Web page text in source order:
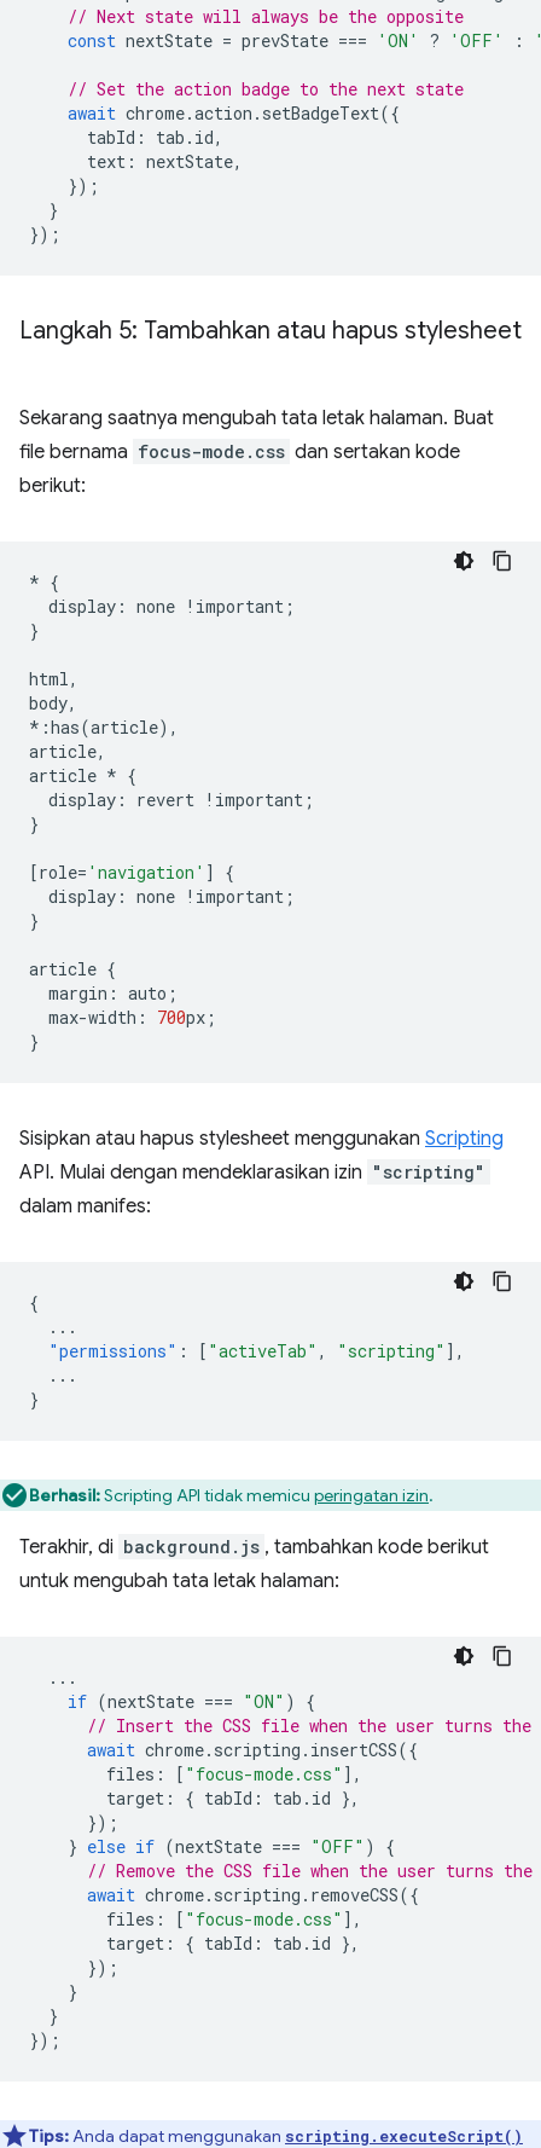
// Next state will always be the opposite
const nextState = prevState === 'ON' ? 'OFF' :
// Set the action badge to the next state
await chrome.action . setBadgeText({
tabId : tab . id,
text : nextState,
});
}
});
Langkah 5: Tambahkan atau hapus stylesheet
Sekarang saatnya mengubah tata letak halaman. Buat
file bernama focus-mode.css dan sertakan kode
berikut:
* {
display : none ! important ;
}
html,
body,
*:has(article),
article,
article * {
display : revert ! important ;
}
[role= 'navigation' ]
{
display : none ! important ;
}
article {
margin : auto ;
max-width : 700px ;
}
Sisipkan atau hapus stylesheet menggunakan Scripting
API. Mulai dengan mendeklarasikan izin "scripting"
dalam manifes:
{
...
"permissions" : [ "activeTab" , "scripting" ],
...
}
Berhasil:Scripting API tidak memicu peringatan izin.
Terakhir, di background.js , tambahkan kode berikut
untuk mengubah tata letak halaman:
...
if (nextState === "ON" )
{
// Insert the CSS file when the user turns the
await chrome. scripting . insertCSS({
files : [ "focus-mode.css" ],
target : { tabId : tab . id },
});
} else if (nextState === "OFF" )
{
// Remove the CSS file when the user turns
await chrome. scripting . removeCSS({
files : [ "focus-mode.css" ],
target : { tabId : tab . id },
});
}
}
});
Tips:Anda dapat menggunakan scripting.executeScript()